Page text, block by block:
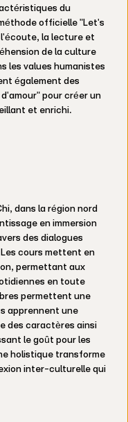
du
officielle "Let's
la lecture et
de la culture
les values humanistes
également des
pour créer un
et enrichi.
dans la région nord
en immersion
des dialogues
cours mettent en
permettant aux
en toute
permettent une
apprennent une
des caractères ainsi
le goût pour les
holistique transforme
inter-culturelle qui